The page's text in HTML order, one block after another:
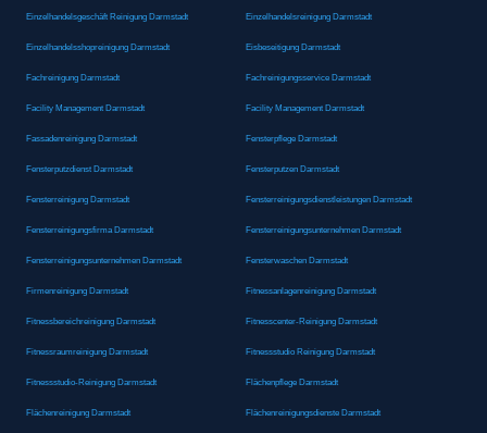
Einzelhandelsgeschäft Reinigung Darmstadt Einzelhandelsreinigung Darmstadt
Einzelhandelsshopreinigung Darmstadt Eisbeseitigung Darmstadt
Fachreinigung Darmstadt Fachreinigungsservice Darmstadt
Facility Management Darmstadt Facility Management Darmstadt
Fassadenreinigung Darmstadt Fensterpflege Darmstadt
Fensterputzdienst Darmstadt Fensterputzen Darmstadt
Fensterreinigung Darmstadt Fensterreinigungsdienstleistungen Darmstadt
Fensterreinigungsfirma Darmstadt Fensterreinigungsunternehmen Darmstadt
Fensterreinigungsunternehmen Darmstadt Fensterwaschen Darmstadt
Firmenreinigung Darmstadt Fitnessanlagenreinigung Darmstadt
Fitnessbereichreinigung Darmstadt Fitnesscenter-Reinigung Darmstadt
Fitnessraumreinigung Darmstadt Fitnessstudio Reinigung Darmstadt
Fitnessstudio-Reinigung Darmstadt Flächenpflege Darmstadt
Flächenreinigung Darmstadt Flächenreinigungsdienste Darmstadt